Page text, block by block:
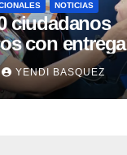
NOTICIAS
ciudadanos
con
en el
J.J. Arvelo
YENDI BASQUEZ